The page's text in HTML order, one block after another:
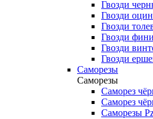
Гвозди
Гвозди
Гвозди
Гвозди
Гвозди
Гвозди
Саморезы
Саморезы
Саморез
Саморез
Саморезы